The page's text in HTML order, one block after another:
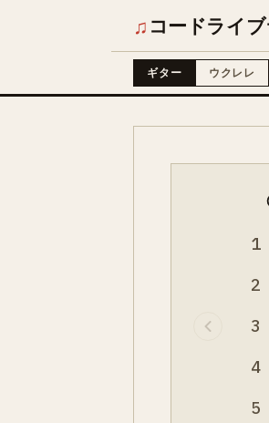
♫ コードライブ
ギター ウクレレ
1
2
3
4
5